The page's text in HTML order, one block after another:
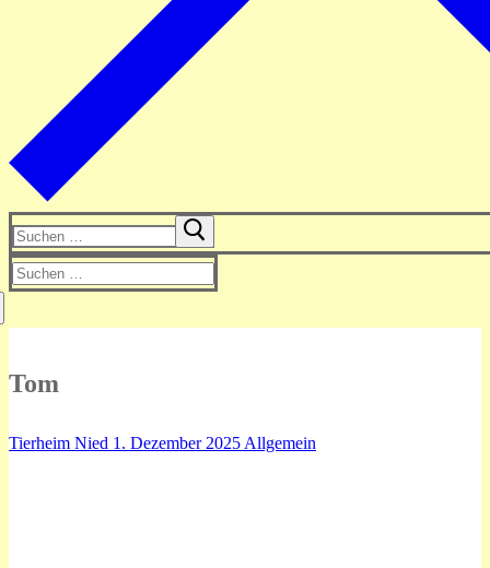
Suchen
nach:
Suchen
Tom
Tierheim Nied 1. Dezember 2025 Allgemein